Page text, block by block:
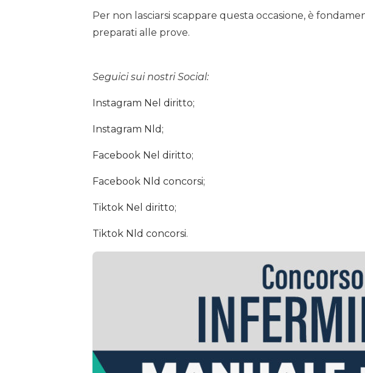
Per non lasciarsi scappare questa occasione, è
preparati alle prove.
Seguici sui nostri Social:
Instagram Nel diritto;
Instagram Nld;
Facebook Nel diritto;
Facebook Nld concorsi;
Tiktok Nel diritto;
Tiktok Nld concorsi.